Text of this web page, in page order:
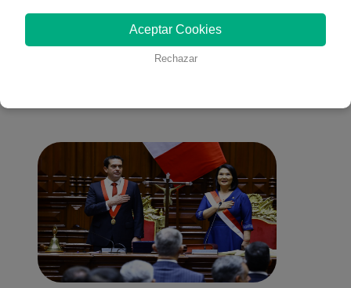
También te puede
Aceptar Cookies
Rechazar